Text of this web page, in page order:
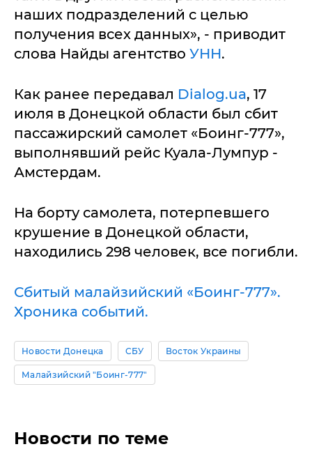
наших подразделений с целью
получения всех данных», - приводит
слова Найды агентство УНН.
Как ранее передавал Dialog.ua, 17
июля в Донецкой области был сбит
пассажирский самолет «Боинг-777»,
выполнявший рейс Куала-Лумпур -
Амстердам.
На борту самолета, потерпевшего
крушение в Донецкой области,
находились 298 человек, все погибли.
Сбитый малайзийский «Боинг-777».
Хроника событий.
Новости Донецка СБУ Восток Украины
Малайзийский "Боинг-777"
Новости по теме